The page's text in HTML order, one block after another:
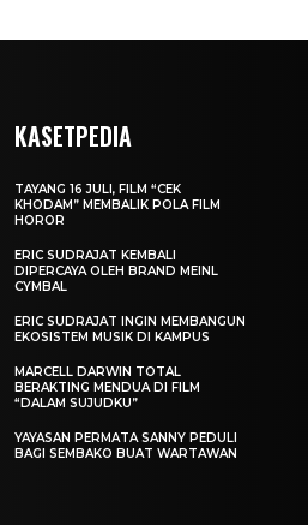
KASETPEDIA
TAYANG 16 JULI, FILM “CEK
KHODAM” MEMBALIK POLA FILM
HOROR
ERIC SUDRAJAT KEMBALI
DIPERCAYA OLEH BRAND MEINL
CYMBAL
ERIC SUDRAJAT INGIN MEMBANGUN
EKOSISTEM MUSIK DI KAMPUS
MARCELL DARWIN TOTAL
BERAKTING MENDUA DI FILM
“DALAM SUJUDKU”
YAYASAN PERMATA SANNY PEDULI
BAGI SEMBAKO BUAT WARTAWAN